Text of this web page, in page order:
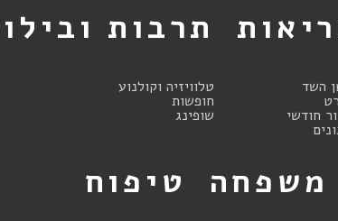
השד
חודשי
תרבות
טלוויזיה וקולנוע
חופשות
שופינג
משפחה טיפוח